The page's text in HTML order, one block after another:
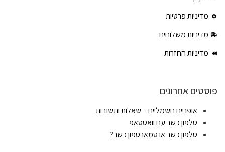
מדיניות פרטיות
מדיניות משלוחים
מדיניות החזרות
פוסטים אחרונים
אופניים חשמליים – שאלות ותשובות
טלפון כשר עם וואטסאפ
טלפון כשר או סמארטפון כשר?